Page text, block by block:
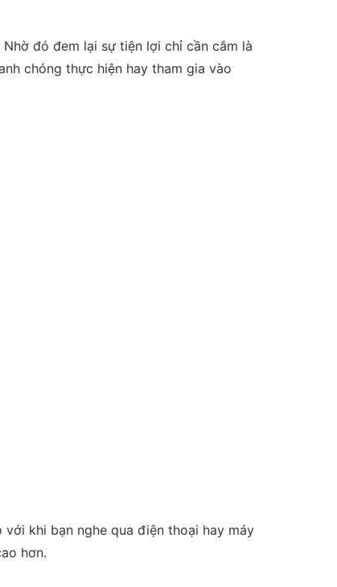
đó đem lại sự tiện lợi chỉ cần cắm là
chóng thực hiện hay tham gia vào
khi bạn nghe qua điện thoại hay máy
hơn.